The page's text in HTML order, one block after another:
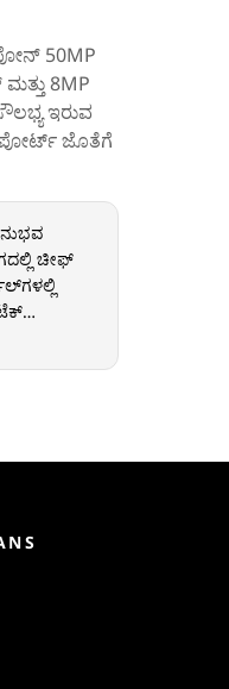
50MP
8MP
ಇರುವ
ಜೊತೆಗೆ
ಚೀಫ್